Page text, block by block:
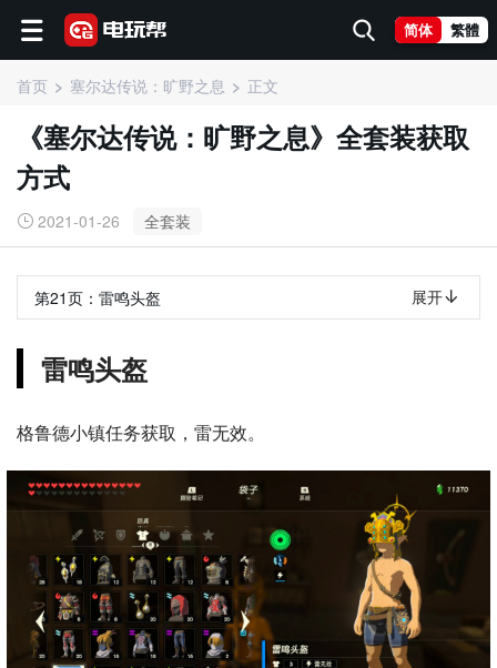
简体 繁體
首页 塞尔达传说：旷野之息 正文
《塞尔达传说：旷野之息》全套装获取
方式
2021-01-26 全套装
第21页： 雷鸣头盔 展开
雷鸣头盔
格鲁德小镇任务获取，雷无效。